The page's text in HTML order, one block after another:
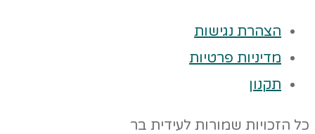
הצהרת נגישות
מדיניות פרטיות
תקנון
כל הזכויות שמורות לעידית בר